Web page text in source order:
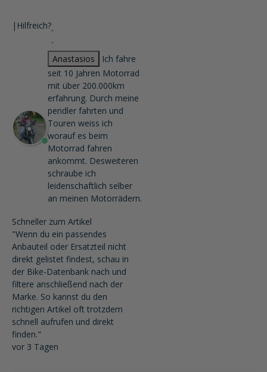
| Hilfreich?
Anastasios
Ich fahre
seit 10 Jahren Motorrad
mit über 200.000km
erfahrung. Durch meine
pendler fahrten und
Touren weiss ich
worauf es beim
Motorrad fahren
ankommt. Desweiteren
schraube ich
leidenschaftlich selber
an meinen Motorrädern.
Schneller zum Artikel
"Wenn du ein passendes
Anbauteil oder Ersatzteil nicht
direkt gelistet findest, schau in
der Bike-Datenbank nach und
filtere anschließend nach der
Marke. So kannst du den
richtigen Artikel oft trotzdem
schnell aufrufen und direkt
finden."
vor 3 Tagen